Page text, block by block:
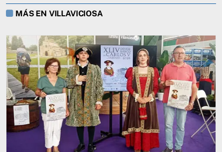
MÁS EN VILLAVICIOSA